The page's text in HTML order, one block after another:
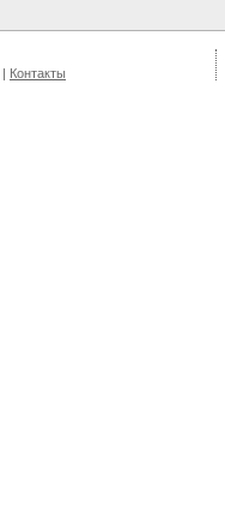
| Контакты